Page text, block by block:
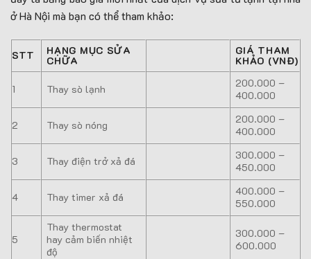
ở Hà Nội mà bạn có thể tham khảo:
STT HẠNG MỤC SỬA
CHỮA
GIÁ THAM
KHẢO (VNĐ)
1 Thay sò lạnh
200.000 –
400.000
2 Thay sò nóng
200.000 –
400.000
3 Thay điện trở xả đá
300.000 –
450.000
4 Thay timer xả đá
400.000 –
550.000
5
Thay thermostat
hay cảm biến nhiệt
độ
300.000 –
600.000